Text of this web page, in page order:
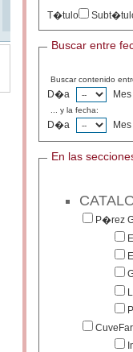
T�tulo
Buscar entre
Buscar contenido
D�a Mes
... y la fecha:
D�a Mes
En las
P�rez